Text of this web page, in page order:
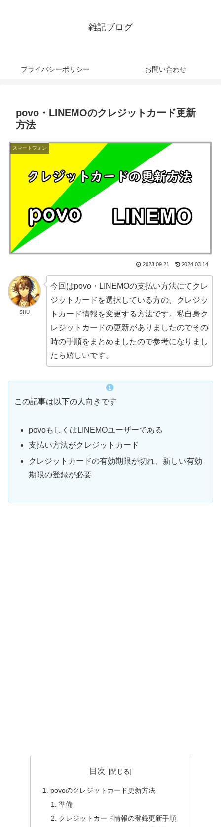
雑記ブログ
プライバシーポリシー お問い合わせ
povo・LINEMOのクレジットカード更新
方法
スマートフォン
2023.09.21 2024.03.14
SHU
今回はpovo・LINEMOの支払い方法にてクレ
ジットカードを選択している方の、クレジッ
トカード情報を変更する方法です。私自身ク
レジットカードの更新がありましたのでその
時の手順をまとめましたので参考になりまし
たら嬉しいです。
この記事は以下の人向きです
povoもしくはLINEMOユーザーである
支払い方法がクレジットカード
クレジットカードの有効期限が切れ、新しい有効
期限の登録が必要
目次
povoのクレジットカード更新方法
準備
クレジットカード情報の登録更新手順